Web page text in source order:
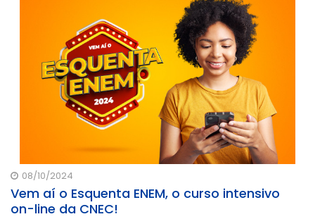
08/10/2024
Vem aí o Esquenta ENEM, o curso intensivo
on-line da CNEC!